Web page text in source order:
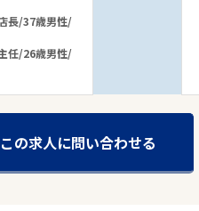
長/37歳男性/
任/26歳男性/
この求人に問い合わせる